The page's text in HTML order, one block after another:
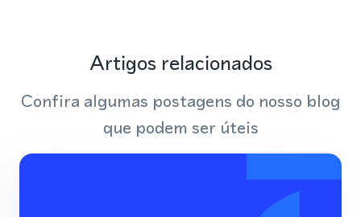
Artigos relacionados
Confira algumas postagens do nosso blog
que podem ser úteis